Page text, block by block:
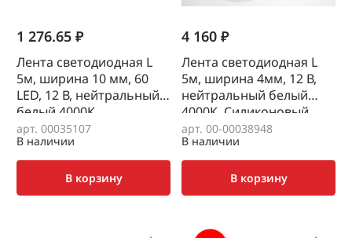
1 276.65 ₽
Лента светодиодная L
5м, ширина 10 мм, 60
LED, 12 В, нейтральный
белый 4000К
арт. 00035107
В наличии
В корзину
4 160 ₽
Лента светодиодная L
5м, ширина 4мм, 12 В,
нейтральный белый
4000К, Силиконовый
корпус, без точек
арт. 00-00038948
В наличии
В корзину